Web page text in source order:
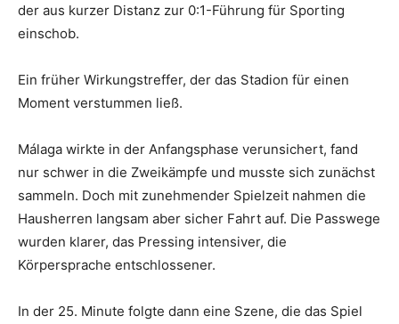
der aus kurzer Distanz zur 0:1-Führung für Sporting
einschob.
Ein früher Wirkungstreffer, der das Stadion für einen
Moment verstummen ließ.
Málaga wirkte in der Anfangsphase verunsichert, fand
nur schwer in die Zweikämpfe und musste sich zunächst
sammeln. Doch mit zunehmender Spielzeit nahmen die
Hausherren langsam aber sicher Fahrt auf. Die Passwege
wurden klarer, das Pressing intensiver, die
Körpersprache entschlossener.
In der 25. Minute folgte dann eine Szene, die das Spiel